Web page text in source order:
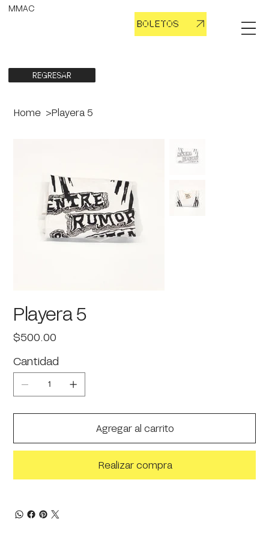
BOLETOS
MMAC
REGRESAR
Home >Playera 5
Playera 5
Precio
$500.00
Cantidad
Agregar al carrito
Realizar compra